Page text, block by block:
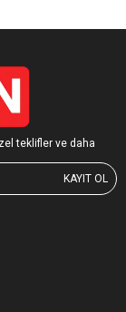
teklifler ve daha
KAYIT OL